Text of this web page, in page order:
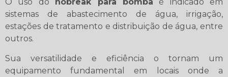
sistemas de abastecimento de água, irrigação,
estações de tratamento e distribuição de água, entre
outros.
Sua versatilidade e eficiência o tornam um
equipamento fundamental em locais onde a